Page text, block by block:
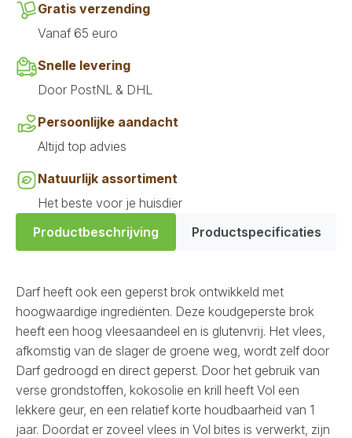
Gratis verzending
Vanaf 65 euro
Snelle levering
Door PostNL & DHL
Persoonlijke aandacht
Altijd top advies
Natuurlijk assortiment
Het beste voor je huisdier
Productbeschrijving
Productspecificaties
Darf heeft ook een geperst brok ontwikkeld met
hoogwaardige ingrediënten. Deze koudgeperste brok
heeft een hoog vleesaandeel en is glutenvrij. Het vlees,
afkomstig van de slager de groene weg, wordt zelf door
Darf gedroogd en direct geperst. Door het gebruik van
verse grondstoffen, kokosolie en krill heeft Vol een
lekkere geur, en een relatief korte houdbaarheid van 1
jaar. Doordat er zoveel vlees in Vol bites is verwerkt, zijn